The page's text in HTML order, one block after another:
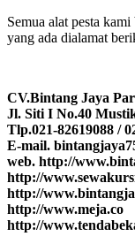
Semua alat pesta
yang ada dialamat
CV.Bintang Jaya
Jl. Siti I No.40
Tlp.021-82619088 /
E-mail.
web. http://
http://
http://
http://www.meja.co
http://